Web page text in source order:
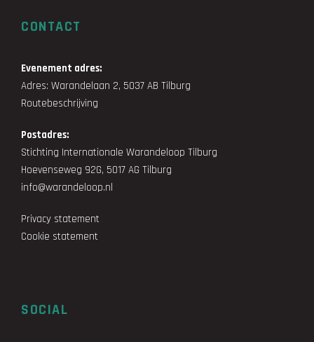
CONTACT
Evenement adres:
Adres: Warandelaan 2, 5037 AB Tilburg
Routebeschrijving
Postadres:
Stichting Internationale Warandeloop Tilburg
Hoevenseweg 92G, 5017 AG Tilburg
info@warandeloop.nl
Privacy statement
Cookie statement
SOCIAL